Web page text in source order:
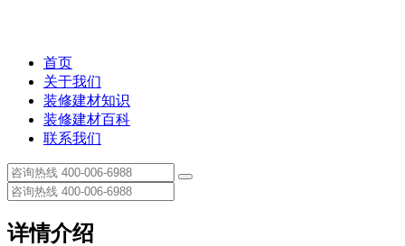
首页
关于我们
装修建材知识
装修建材百科
联系我们
详情介绍